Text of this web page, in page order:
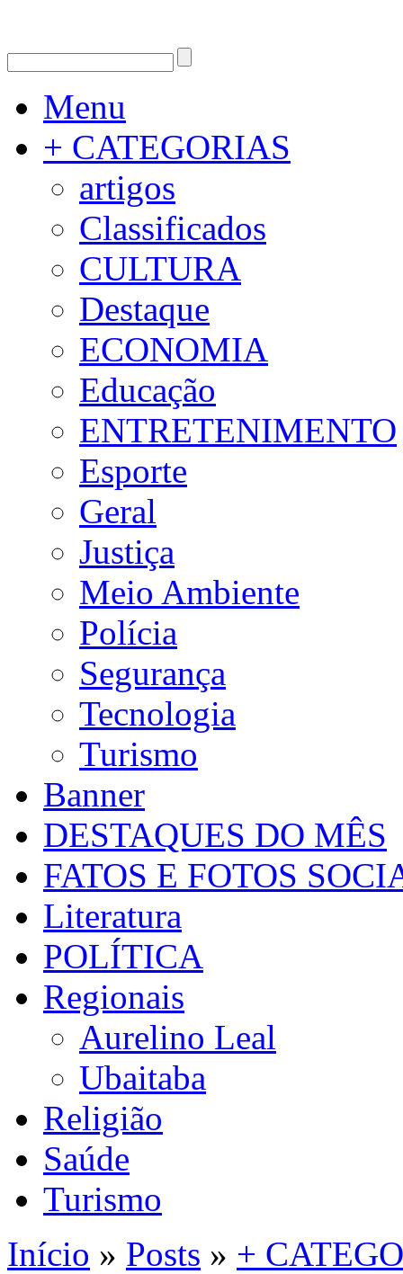
Menu
+ CATEGORIAS
artigos
Classificados
CULTURA
Destaque
ECONOMIA
Educação
ENTRETENIMENTO
Esporte
Geral
Justiça
Meio Ambiente
Polícia
Segurança
Tecnologia
Turismo
Banner
DESTAQUES DO MÊS
FATOS E FOTOS
Literatura
POLÍTICA
Regionais
Aurelino Leal
Ubaitaba
Religião
Saúde
Turismo
Início » Posts » +